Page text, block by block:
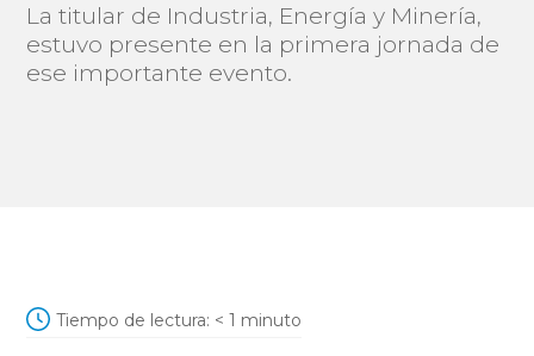
La titular de Industria, Energía y Minería,
estuvo presente en la primera jornada de
ese importante evento.
Tiempo de lectura: < 1 minuto